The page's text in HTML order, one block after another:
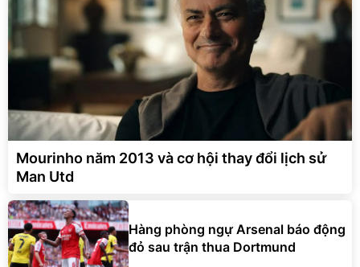
Mourinho năm 2013 và cơ hội thay đổi lịch sử
Man Utd
Hàng phòng ngự Arsenal báo động
đỏ sau trận thua Dortmund